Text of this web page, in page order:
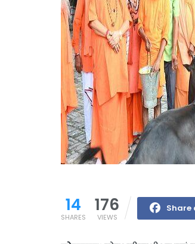
14
SHARES
176
VIEWS
Share